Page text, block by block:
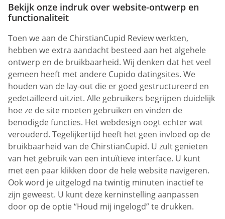
Bekijk onze indruk over website-ontwerp en
functionaliteit
Toen we aan de ChirstianCupid Review werkten,
hebben we extra aandacht besteed aan het algehele
ontwerp en de bruikbaarheid. Wij denken dat het veel
gemeen heeft met andere Cupido datingsites. We
houden van de lay-out die er goed gestructureerd en
gedetailleerd uitziet. Alle gebruikers begrijpen duidelijk
hoe ze de site moeten gebruiken en vinden de
benodigde functies. Het webdesign oogt echter wat
verouderd. Tegelijkertijd heeft het geen invloed op de
bruikbaarheid van de ChirstianCupid. U zult genieten
van het gebruik van een intuïtieve interface. U kunt
met een paar klikken door de hele website navigeren.
Ook word je uitgelogd na twintig minuten inactief te
zijn geweest. U kunt deze kerninstelling aanpassen
door op de optie “Houd mij ingelogd” te drukken.